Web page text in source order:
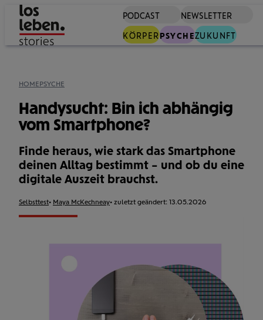
KÖRPERPSYCHEZUKUNFT
PODCAST NEWSLETTER
HOMEPSYCHE
Handysucht: Bin ich abhängig
vom Smartphone?
Finde heraus, wie stark das Smart­phone
deinen Alltag bestimmt – und ob du eine
digitale Auszeit brauchst.
Format:
Selbsttest Autor:
Maya McKechneay zuletzt geändert: 13.05.2026